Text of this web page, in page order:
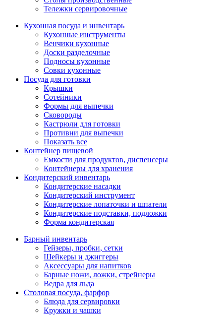
Тележки сервировочные
Кухонная посуда и инвентарь
Кухонные инструменты
Венчики кухонные
Доски разделочные
Подносы кухонные
Совки кухонные
Посуда для готовки
Крышки
Сотейники
Формы для выпечки
Сковороды
Кастрюли для готовки
Противни для выпечки
Показать все
Контейнер пищевой
Емкости для продуктов, диспенсеры
Контейнеры для хранения
Кондитерский инвентарь
Кондитерские насадки
Кондитерский инструмент
Кондитерские лопаточки и шпатели
Кондитерские подставки, подложки
Форма кондитерская
Барный инвентарь
Гейзеры, пробки, сетки
Шейкеры и джиггеры
Аксессуары для напитков
Барные ножи, ложки, стрейнеры
Ведра для льда
Столовая посуда, фарфор
Блюда для сервировки
Кружки и чашки